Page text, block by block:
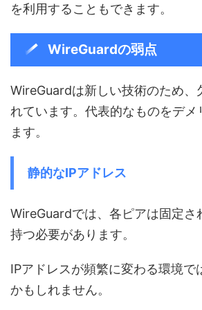
を利用することもできます。
WireGuardの弱点
WireGuardは新しい技術のため、
れています。代表的なものをデメ
ます。
静的なIPアドレス
WireGuardでは、各ピアは固定さ
持つ必要があります。
IPアドレスが頻繁に変わる環境で
かもしれません。